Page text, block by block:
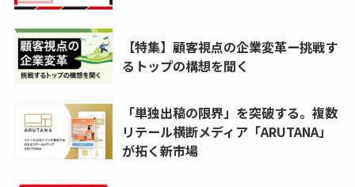
【特集】顧客視点の企業変革ー挑戦す
るトップの構想を聞く
「単独出稿の限界」を突破する。複数
リテール横断メディア「ARUTANA」
が拓く新市場